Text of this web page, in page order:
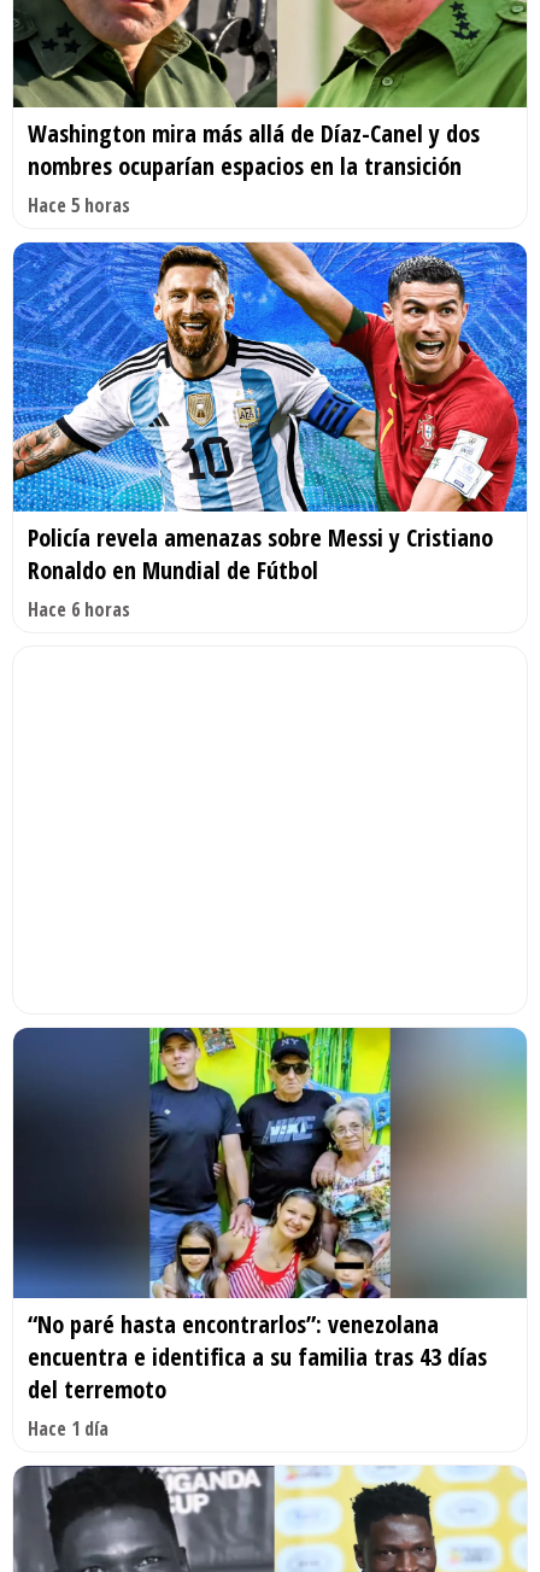
Washington mira más allá de Díaz-Canel y dos
nombres ocuparían espacios en la transición
Hace 5 horas
Policía revela amenazas sobre Messi y Cristiano
Ronaldo en Mundial de Fútbol
Hace 6 horas
“No paré hasta encontrarlos”: venezolana
encuentra e identifica a su familia tras 43 días
del terremoto
Hace 1 día